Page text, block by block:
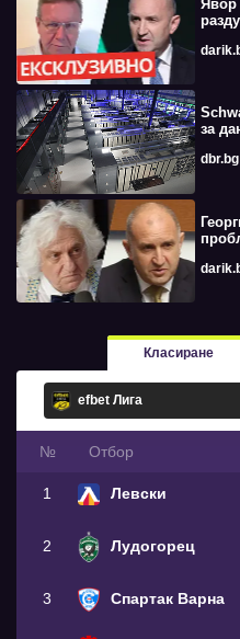
Явор
за
dbr.bg
Класиране
№ Oтбор
1 Левски
2 Лудогорец
3 Спартак Варна